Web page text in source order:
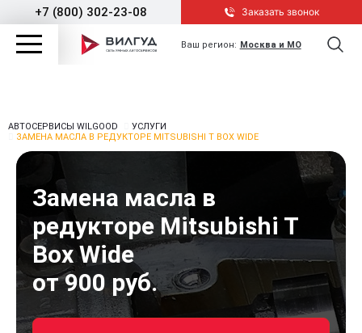
+7 (800) 302-23-08 Заказать звонок
Ваш регион: Москва и МО
АВТОСЕРВИСЫ WILGOOD
УСЛУГИ
ЗАМЕНА МАСЛА В РЕДУКТОРЕ MITSUBISHI T BOX WIDE
Замена масла в
редукторе Mitsubishi T
Box Wide
от 900 руб.